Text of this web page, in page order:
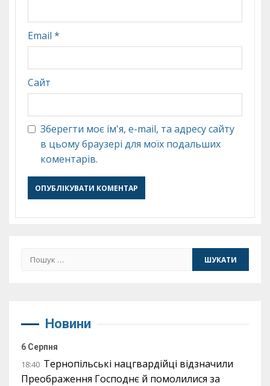
Email *
Сайт
Зберегти моє ім'я, e-mail, та адресу сайту
в цьому браузері для моїх подальших
коментарів.
Пошук:
Новини
6 Серпня
18:40 Тернопільські нацгвардійці відзначили
Преображення Господнє й помолилися за